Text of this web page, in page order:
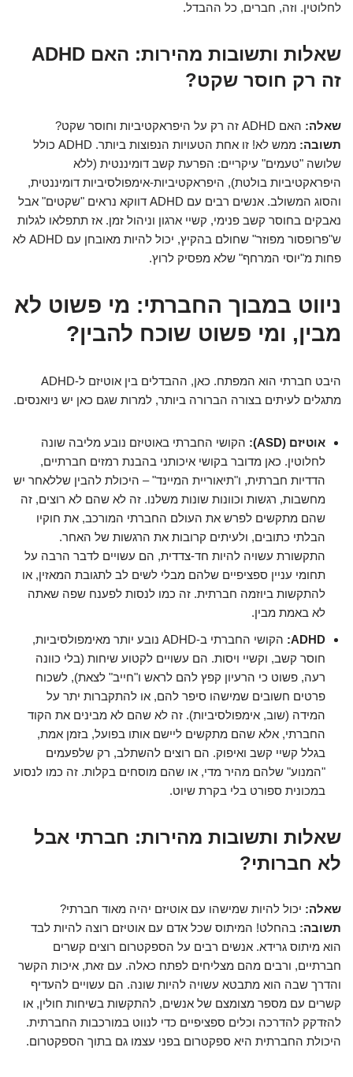
לחלוטין. וזה, חברים, כל ההבדל.
שאלות ותשובות מהירות: האם ADHD
זה רק חוסר שקט?
שאלה: האם ADHD זה רק על היפראקטיביות וחוסר שקט?
תשובה:
ממש לא! זו אחת הטעויות הנפוצות ביותר. ADHD כולל
שלושה "טעמים" עיקריים: הפרעת קשב דומיננטית (ללא
היפראקטיביות בולטת), היפראקטיביות-אימפולסיביות דומיננטית,
והסוג המשולב. אנשים רבים עם ADHD דווקא נראים "שקטים" אבל
נאבקים בחוסר קשב פנימי, קשיי ארגון וניהול זמן. אז תתפלאו לגלות
ש"פרופסור מפוזר" שחולם בהקיץ, יכול להיות מאובחן עם ADHD לא
פחות מ"יוסי המרחף" שלא מפסיק לרוץ.
ניווט במבוך החברתי: מי פשוט לא
מבין, ומי פשוט שוכח להבין?
היבט חברתי הוא המפתח. כאן, ההבדלים בין אוטיזם ל-ADHD
מתגלים לעיתים בצורה הברורה ביותר, למרות שגם כאן יש ניואנסים.
אוטיזם (ASD):
הקושי החברתי באוטיזם נובע מליבה שונה
לחלוטין. כאן מדובר בקושי איכותני בהבנת רמזים חברתיים,
הדדיות חברתית, ו"תיאוריית המיינד" – היכולת להבין שללאחר יש
מחשבות, רגשות וכוונות שונות משלנו. זה לא שהם לא רוצים, זה
שהם מתקשים לפרש את העולם החברתי המורכב, את חוקיו
הבלתי כתובים, ולעיתים קרובות את הרגשות של האחר.
התקשורת עשויה להיות חד-צדדית, הם עשויים לדבר הרבה על
תחומי עניין ספציפיים שלהם מבלי לשים לב לתגובת המאזין, או
להתקשות ביוזמה חברתית. זה כמו לנסות לפענח שפה שאתה
לא באמת מבין.
ADHD:
הקושי החברתי ב-ADHD נובע יותר מאימפולסיביות,
חוסר קשב, וקשיי ויסות. הם עשויים לקטוע שיחות (בלי כוונה
רעה, פשוט כי הרעיון קפץ להם לראש ו"חייב" לצאת), לשכוח
פרטים חשובים שמישהו סיפר להם, או להתקברות יתר על
המידה (שוב, אימפולסיביות). זה לא שהם לא מבינים את הקוד
החברתי, אלא שהם מתקשים ליישם אותו בפועל, בזמן אמת,
בגלל קשיי קשב ואיפוק. הם רוצים להשתלב, רק שלפעמים
"המנוע" שלהם מהיר מדי, או שהם מוסחים בקלות. זה כמו לנסוע
במכונית ספורט בלי בקרת שיוט.
שאלות ותשובות מהירות: חברתי אבל
לא חברותי?
שאלה: יכול להיות שמישהו עם אוטיזם יהיה מאוד חברתי?
תשובה: בהחלט! המיתוס שכל אדם עם אוטיזם רוצה להיות לבד
הוא מיתוס גרידא. אנשים רבים על הספקטרום רוצים קשרים
חברתיים, ורבים מהם מצליחים לפתח כאלה. עם זאת, איכות הקשר
והדרך שבה הוא מתבטא עשויה להיות שונה. הם עשויים להעדיף
קשרים עם מספר מצומצם של אנשים, להתקשות בשיחות חולין, או
להזדקק להדרכה וכלים ספציפיים כדי לנווט במורכבות החברתית.
היכולת החברתית היא ספקטרום בפני עצמו גם בתוך הספקטרום.